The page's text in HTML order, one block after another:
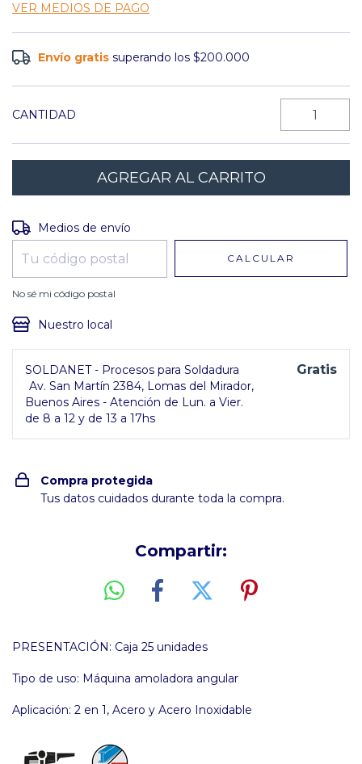
VER MEDIOS DE PAGO
Envío gratis superando los$200.000
CANTIDAD
Entregas para el CP:
Medios de envío
CALCULAR
No sé mi código postal
Nuestro local
SOLDANET - Procesos para Soldadura
Av. San Martín 2384, Lomas del Mirador,
Buenos Aires - Atención de Lun. a Vier.
de 8 a 12 y de 13 a 17hs
Gratis
Compra protegida
Tus datos cuidados durante toda la compra.
Compartir:
PRESENTACIÓN: Caja 25 unidades
Tipo de uso: Máquina amoladora angular
Aplicación: 2 en 1, Acero y Acero Inoxidable